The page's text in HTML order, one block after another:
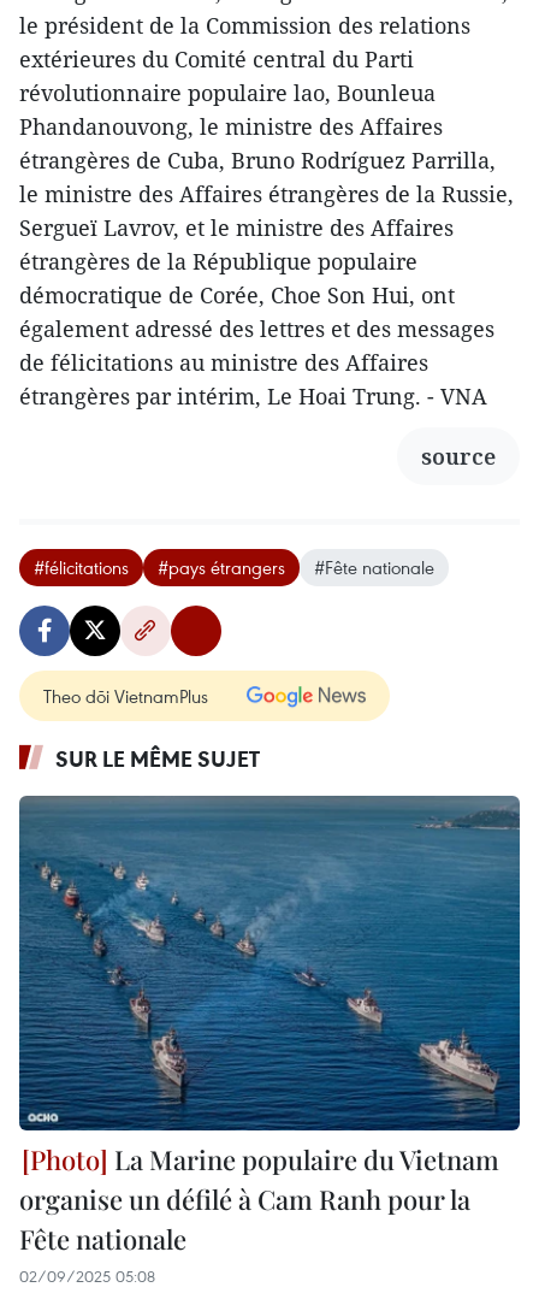
le président de la Commission des relations
extérieures du Comité central du Parti
révolutionnaire populaire lao, Bounleua
Phandanouvong, le ministre des Affaires
étrangères de Cuba, Bruno Rodríguez Parrilla,
le ministre des Affaires étrangères de la Russie,
Sergueï Lavrov, et le ministre des Affaires
étrangères de la République populaire
démocratique de Corée, Choe Son Hui, ont
également adressé des lettres et des messages
de félicitations au ministre des Affaires
étrangères par intérim, Le Hoai Trung. - VNA
source
#félicitations #pays étrangers #Fête nationale
Theo dõi VietnamPlus
SUR LE MÊME SUJET
La Marine populaire du Vietnam
organise un défilé à Cam Ranh pour la
Fête nationale
02/09/2025 05:08